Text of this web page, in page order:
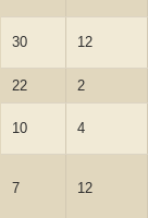
30 12
22 2
10 4
7 12